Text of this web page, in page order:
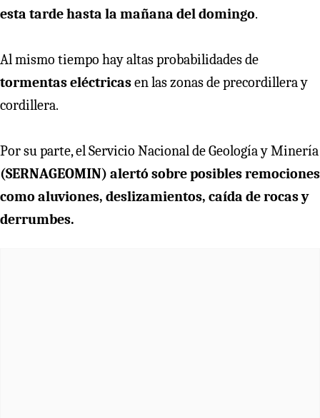
esta tarde hasta la mañana del domingo.
Al mismo tiempo hay altas probabilidades de
tormentas eléctricasen las zonas de precordillera y
cordillera.
Por su parte, el Servicio Nacional de Geología y Minería
(SERNAGEOMIN) alertó sobre posibles remociones
como aluviones, deslizamientos, caída de rocas y
derrumbes.